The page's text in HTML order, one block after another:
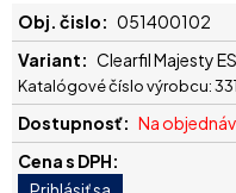
051400102
Clearfil Majesty
Katalógové číslo výrobcu:
Na